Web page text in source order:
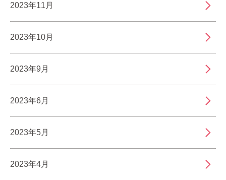
2023年11月
2023年10月
2023年9月
2023年6月
2023年5月
2023年4月